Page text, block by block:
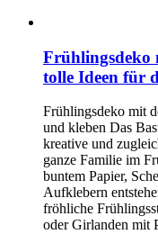
Frühlingsdeko
tolle Ideen für
Frühlingsdeko mit
und kleben Das
kreative und
ganze Familie im
buntem Papier,
Aufklebern
fröhliche
oder Girlanden